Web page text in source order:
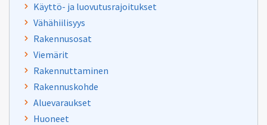
Käyttö- ja luovutusrajoitukset
Vähähiilisyys
Rakennusosat
Viemärit
Rakennuttaminen
Rakennuskohde
Aluevaraukset
Huoneet